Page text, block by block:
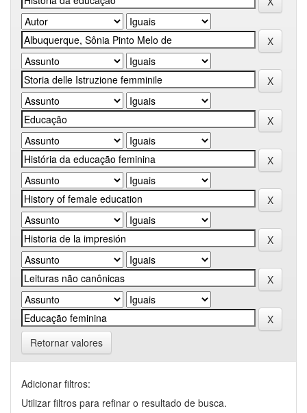
Retornar valores
Adicionar filtros:
Utilizar filtros para refinar o resultado de busca.